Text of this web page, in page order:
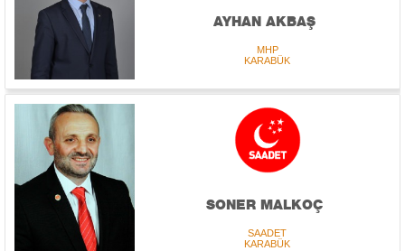
AYHAN AKBAŞ
MHP
KARABÜK
SONER MALKOÇ
SAADET
KARABÜK